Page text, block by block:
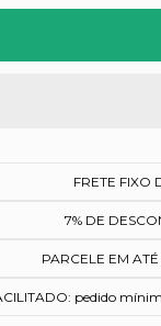
FRETE FIXO
7% DE
PARCELE EM
pedido